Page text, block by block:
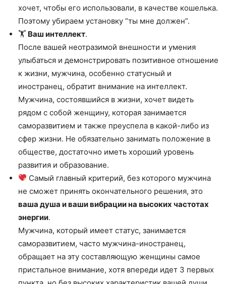
хочет, чтобы его использовали, в качестве кошелька.
Поэтому убираем установку “ты мне должен”.
🏋 Ваш интеллект.
После вашей неотразимой внешности и умения
улыбаться и демонстрировать позитивное отношение
к жизни, мужчина, особенно статусный и
иностранец, обратит внимание на интеллект.
Мужчина, состоявшийся в жизни, хочет видеть
рядом с собой женщину, которая занимается
саморазвитием и также преуспела в какой-либо из
сфер жизни. Не обязательно занимать положение в
обществе, достаточно иметь хороший уровень
развития и образование.
Самый главный критерий, без которого мужчина
не сможет принять окончательного решения, это
ваша душа и ваши вибрации на высоких частотах
энергии.
Мужчина, который имеет статус, занимается
саморазвитием, часто мужчина-иностранец,
обращает на эту составляющую женщины самое
пристальное внимание, хотя впереди идет 3 первых